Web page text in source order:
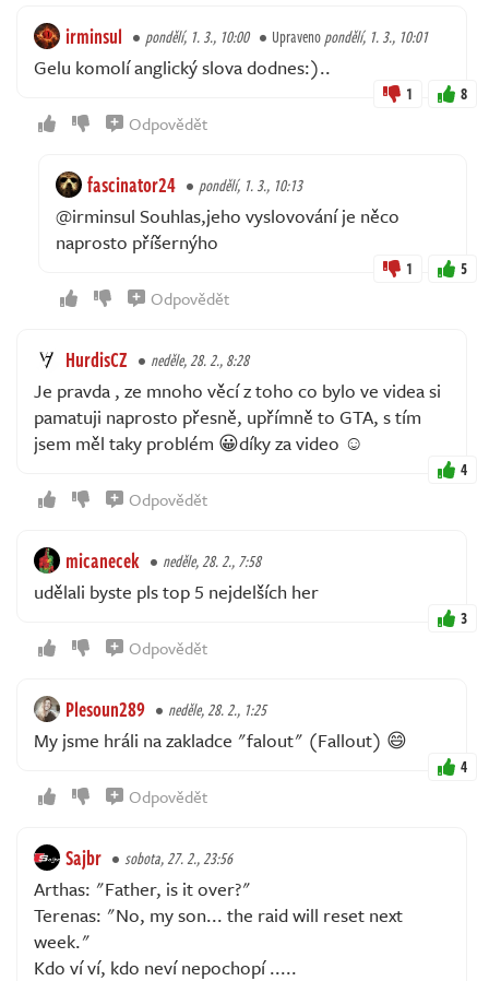
irminsul pondělí, 1. 3., 10:00 Upravenopondělí, 1. 3., 10:01
Gelu komolí anglický slova dodnes:)..
1 8
Odpovědět
fascinator24 pondělí, 1. 3., 10:13
@irminsul Souhlas,jeho vyslovování je něco
naprosto příšernýho
1 5
Odpovědět
HurdisCZ neděle, 28. 2., 8:28
Je pravda , ze mnoho věcí z toho co bylo ve videa si
pamatuji naprosto přesně, upřímně to GTA, s tím
jsem měl taky problém 😀díky za video ☺️
4
Odpovědět
micanecek neděle, 28. 2., 7:58
udělali byste pls top 5 nejdelších her
3
Odpovědět
Plesoun289 neděle, 28. 2., 1:25
My jsme hráli na zakladce "falout" (Fallout) 😄
4
Odpovědět
Sajbr sobota, 27. 2., 23:56
Arthas: "Father, is it over?"
Terenas: "No, my son... the raid will reset next
week."
Kdo ví ví, kdo neví nepochopí .....